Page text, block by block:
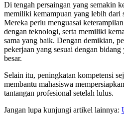
Di tengah persaingan yang semakin
memiliki kemampuan yang lebih dari
Mereka perlu menguasai
dengan teknologi, serta memiliki
sama yang baik. Dengan demikian,
pekerjaan yang sesuai dengan
besar.
Selain itu, peningkatan kompetensi
membantu mahasiswa
tantangan profesional setelah lulus.
Jangan lupa kunjungi artikel lainnya: